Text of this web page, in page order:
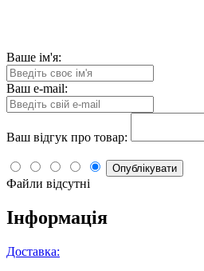
Ваше ім'я:
Ваш e-mail:
Ваш відгук про товар:
Опублікувати
Файли відсутні
Інформація
Доставка: